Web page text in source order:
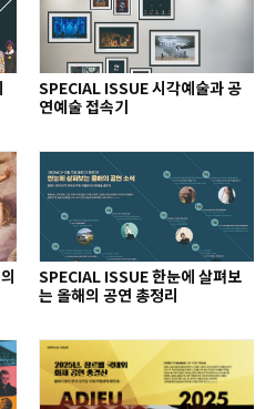
SPECIAL ISSUE 시각예술과 공
연예술 접속기
SPECIAL ISSUE 한눈에 살펴보
는 올해의 공연 총정리